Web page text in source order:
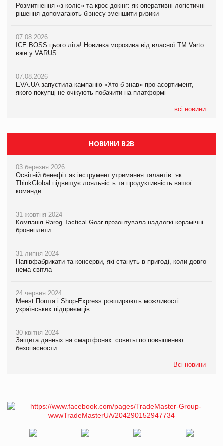
Розмитнення «з коліс» та крос-докінг: як оперативні логістичні
рішення допомагають бізнесу зменшити ризики
07.08.2026
ICE BOSS цього літа! Новинка морозива від власної ТМ Varto
вже у VARUS
07.08.2026
EVA.UA запустила кампанію «Хто б знав» про асортимент,
якого покупці не очікують побачити на платформі
всі новини
07.08.2026
EVA.UA запустила кампанію «Хто б знав» про асортимент,
06.08.2026
Смачна новинка для хвостатих: у VARUS з’явилися паучі
05.08.2026
Мережа супермаркетів VARUS купує мережу магазинів
Kraft Heinz скоротила збиток у першому півріччі
Продажі Hugo Boss впали на 9%
НОВИНИ B2B
03 березня 2026
Освітній бенефіт як інструмент утримання талантів: як
ThinkGlobal підвищує лояльність та продуктивність вашої
команди
31 жовтня 2024
Компанія Rarog Tactical Gear презентувала надлегкі керамічні
бронеплити
31 липня 2024
Напівфабрикати та консерви, які стануть в пригоді, коли довго
нема світла
24 червня 2024
Meest Пошта і Shop-Express розширюють можливості
українських підприємців
30 квітня 2024
Защита данных на смартфонах: советы по повышению
безопасности
Всі новини